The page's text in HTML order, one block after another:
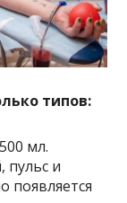
типов:
мл.
пульс и
появляется